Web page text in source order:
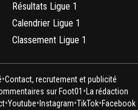
Résultats Ligue 1
Calendrier Ligue 1
Classement Ligue 1
•Contact, recrutement et publicité
sur Foot01 •La rédaction
•Youtube• Instagram•TikTok•Facebook